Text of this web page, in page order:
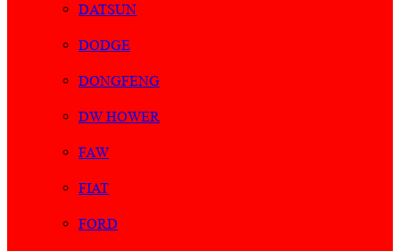
DATSUN
DODGE
DONGFENG
DW HOWER
FAW
FIAT
FORD